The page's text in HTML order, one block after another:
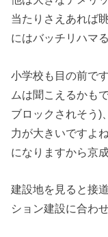
当たりさえあれば
にはバッチリハマ
小学校も目の前で
ムは聞こえるかも
ブロックされそう)
力が大きいですよ
になりますから京
建設地を見ると接
ション建設に合わ